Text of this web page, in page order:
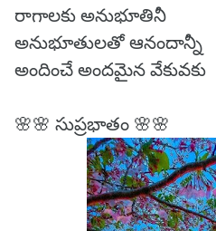
రాగాలకు అనుభూతినీ
అనుభూతులతో ఆనందాన్నీ
అందించే అందమైన వేకువకు
🌸🌸 సుప్రభాతం 🌸🌸